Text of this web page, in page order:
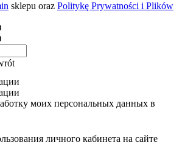
sklepu oraz Politykę Prywatności i Plików
моих персональных данных в
личного кабинета на сайте